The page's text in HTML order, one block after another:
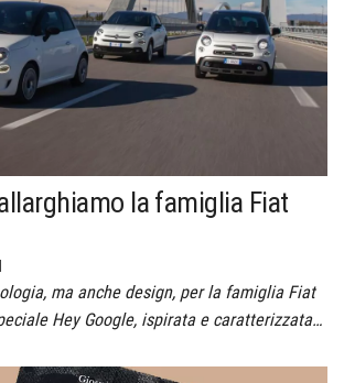
la famiglia Fiat
ma anche design, per la famiglia Fiat
Hey Google, ispirata e caratterizzata…